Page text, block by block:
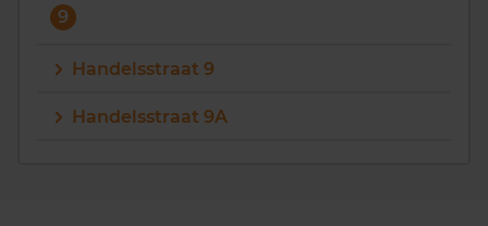
Zoek een woning
Vragen? Neem contact met ons op
9
Handelsstraat 9
Handelsstraat 9A